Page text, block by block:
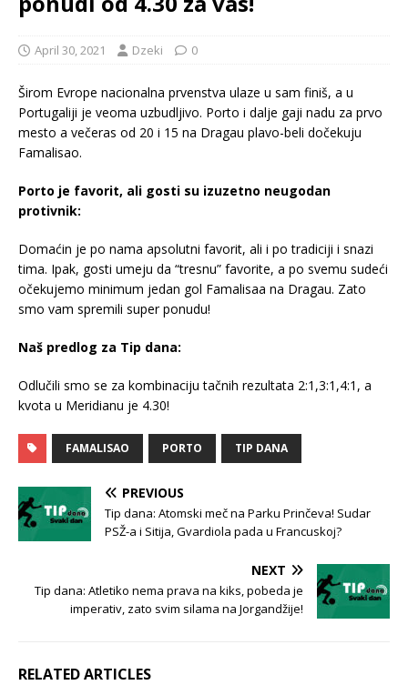
April 30, 2021 Dzeki 0
Širom Evrope nacionalna prvenstva ulaze u sam finiš, a u
Portugaliji je veoma uzbudljivo. Porto i dalje gaji nadu za prvo
mesto a večeras od 20 i 15 na Dragau plavo-beli dočekuju
Famalisao.
Porto je favorit, ali gosti su izuzetno neugodan
protivnik:
Domaćin je po nama apsolutni favorit, ali i po tradiciji i snazi
tima. Ipak, gosti umeju da “tresnu” favorite, a po svemu sudeći
očekujemo minimum jedan gol Famalisaa na Dragau. Zato
smo vam spremili super ponudu!
Naš predlog za Tip dana:
Odlučili smo se za kombinaciju tačnih rezultata 2:1,3:1,4:1, a
kvota u Meridianu je 4.30!
FAMALISAO PORTO TIP DANA
PREVIOUS
Tip dana: Atomski meč na Parku Prinčeva! Sudar
PSŽ-a i Sitija, Gvardiola pada u Francuskoj?
NEXT
Tip dana: Atletiko nema prava na kiks, pobeda je
imperativ, zato svim silama na Jorgandžije!
RELATED ARTICLES